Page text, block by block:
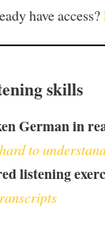
have access?
skills
German in
to
listening